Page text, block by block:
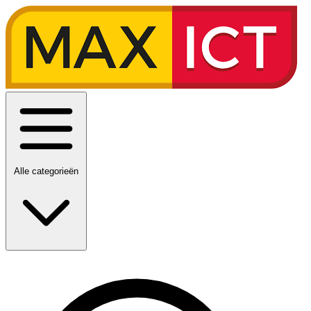
Alle categorieën